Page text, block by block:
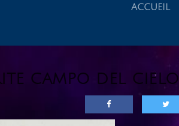
ACCUEIL
CAMPO DEL CIELO